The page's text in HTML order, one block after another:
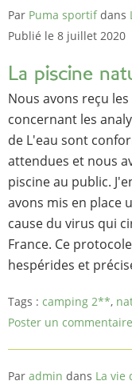
Par Puma sportif dans
Publié le 8 juillet 2020
La piscine
Nous avons reçu
concernant les
de L'eau sont
attendues et nous
piscine au public.
avons mis en place
cause du virus qui
France. Ce
hespérides et
Tags : camping 2**,
Poster un commentaire
Par admin dans La vie